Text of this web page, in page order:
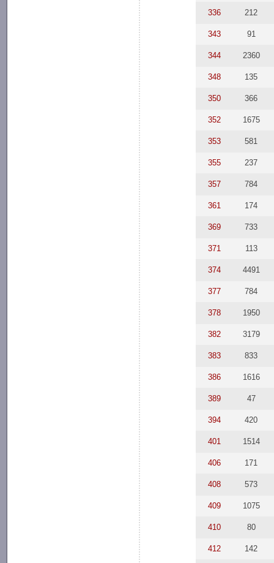
336 212
343 91
344 2360
348 135
350 366
352 1675
353 581
355 237
357 784
361 174
369 733
371 113
374 4491
377 784
378 1950
382 3179
383 833
386 1616
389 47
394 420
401 1514
406 171
408 573
409 1075
410 80
412 142